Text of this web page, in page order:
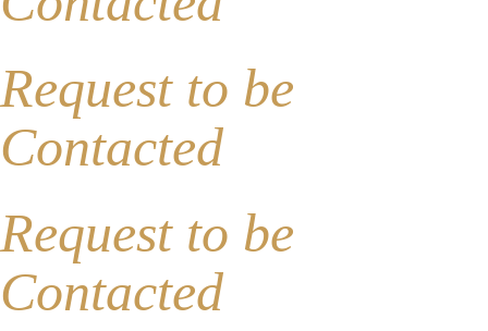
Request to be
Contacted
Request to be
Contacted